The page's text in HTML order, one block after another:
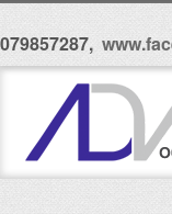
079857287,